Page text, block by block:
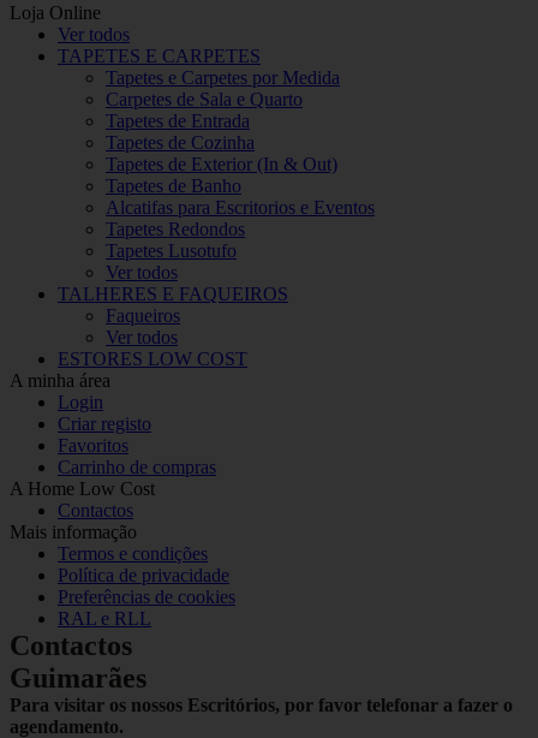
Loja Online
Ver todos
TAPETES E CARPETES
Tapetes e Carpetes por Medida
Carpetes de Sala e Quarto
Tapetes de Entrada
Tapetes de Cozinha
Tapetes de Exterior (In & Out)
Tapetes de Banho
Alcatifas para Escritorios e Eventos
Tapetes Redondos
Tapetes Lusotufo
Ver todos
TALHERES E FAQUEIROS
Faqueiros
Ver todos
ESTORES LOW COST
A minha área
Login
Criar registo
Favoritos
Carrinho de compras
A Home Low Cost
Contactos
Mais informação
Termos e condições
Política de privacidade
Preferências de cookies
RAL e RLL
Contactos
Guimarães
Para visitar os nossos Escritórios, por favor telefonar a fazer o
agendamento.